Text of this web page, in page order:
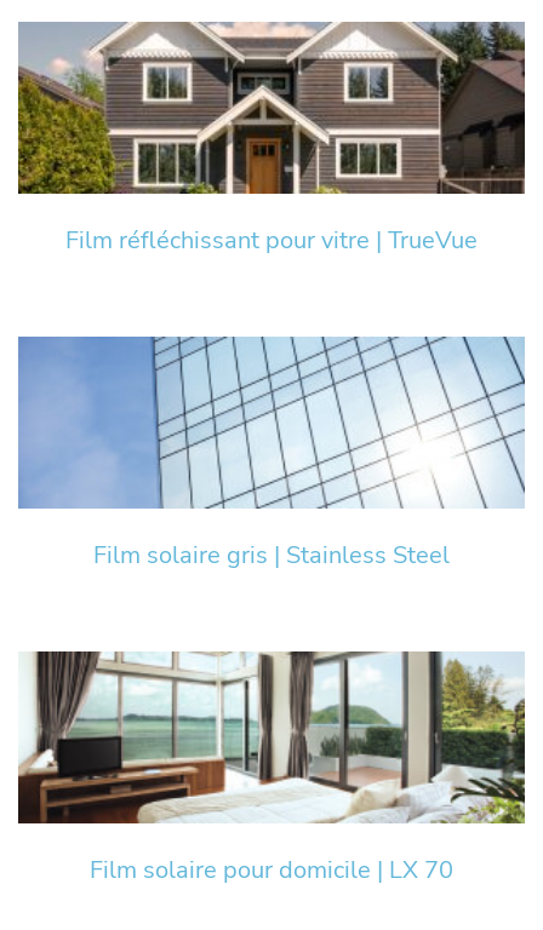
Film réfléchissant pour vitre | TrueVue
Film solaire gris | Stainless Steel
Film solaire pour domicile | LX 70